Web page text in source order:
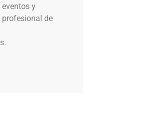
y
profesional de